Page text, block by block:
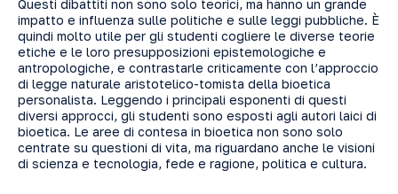
Questi dibattiti non sono solo teorici, ma hanno un grande
impatto e influenza sulle politiche e sulle leggi pubbliche. È
quindi molto utile per gli studenti cogliere le diverse teorie
etiche e le loro presupposizioni epistemologiche e
antropologiche, e contrastarle criticamente con l’approccio
di legge naturale aristotelico-tomista della bioetica
personalista. Leggendo i principali esponenti di questi
diversi approcci, gli studenti sono esposti agli autori laici di
bioetica. Le aree di contesa in bioetica non sono solo
centrate su questioni di vita, ma riguardano anche le visioni
di scienza e tecnologia, fede e ragione, politica e cultura.